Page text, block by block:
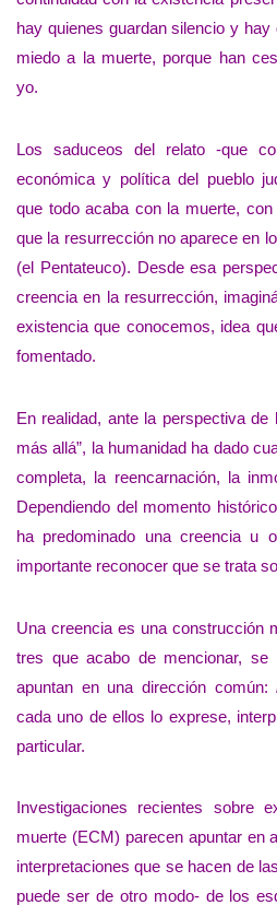
hay quienes guardan silencio y
miedo a la muerte, porque han
yo.
Los saduceos del relato -que
económica y política del pueblo
que todo acaba con la muerte,
que la resurrección no aparece en
(el Pentateuco). Desde esa
creencia en la resurrección,
existencia que conocemos, idea
fomentado.
En realidad, ante la perspectiva
más allá”, la humanidad ha dado
completa, la reencarnación, la
Dependiendo del momento
ha predominado una creencia u
importante reconocer que se trata
Una creencia es una construcción
tres que acabo de mencionar, se
apuntan en una dirección común:
cada uno de ellos lo exprese,
particular.
Investigaciones recientes sobre
muerte (ECM) parecen apuntar en
interpretaciones que se hacen de
puede ser de otro modo- de los